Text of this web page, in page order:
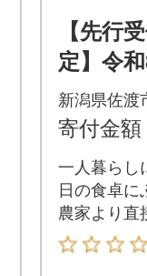
【先行
定】令
栽培米
リ 農家
新潟県佐渡
寄付金額
一人暮らし
日の食卓に
農家より直
す。おいし